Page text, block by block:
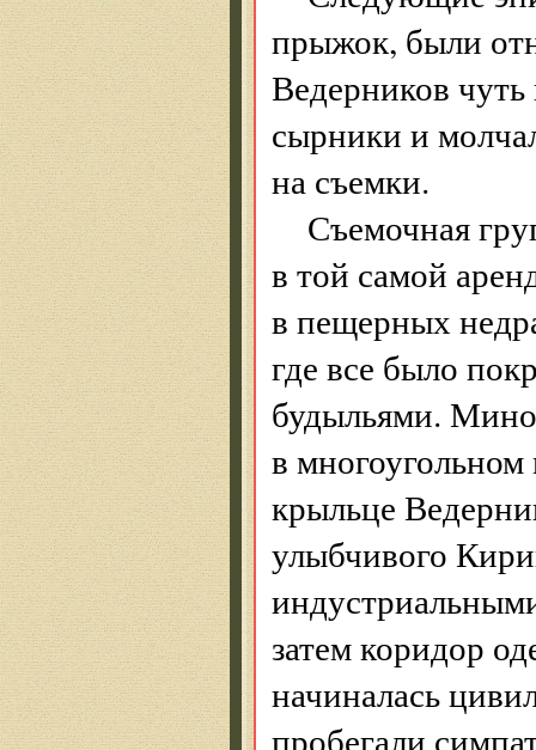
прыжок, были
Ведерников
сырники и
на съемки.
Съемочная
в той самой
в пещерных
где все было
будыльями.
в
крыльце
улыбчивого
затем коридор
начиналась
пробегали